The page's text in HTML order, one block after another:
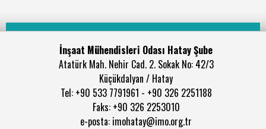
İnşaat Mühendisleri Odası Hatay Şube
Atatürk Mah. Nehir Cad. 2. Sokak No: 42/3
Küçükdalyan / Hatay
Tel: +90 533 7791961 - +90 326 2251188
Faks: +90 326 2253010
e-posta: imohatay@imo.org.tr